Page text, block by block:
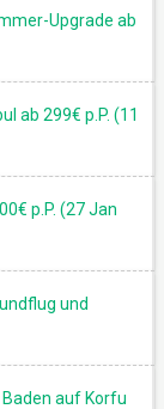
Upgrade ab
ab 299€ p.P. (11
p.P. (27 Jan
und
auf Korfu